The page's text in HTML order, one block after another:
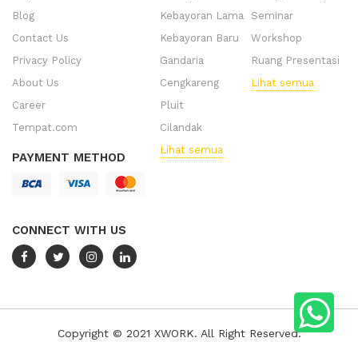
Blog
Contact Us
Privacy Policy
About Us
Career
Tempat.com
PAYMENT METHOD
CONNECT WITH US
Kebayoran Lama
Kebayoran Baru
Gandaria
Cengkareng
Pluit
Cilandak
Lihat semua
Seminar
Workshop
Ruang Presentasi
Lihat semua
Copyright © 2021 XWORK. All Right Reserved.